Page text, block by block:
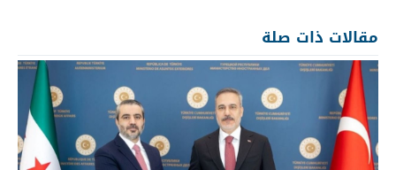
مقالات ذات صلة